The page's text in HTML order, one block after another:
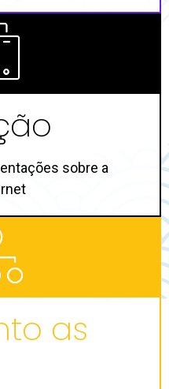
sobre a
as